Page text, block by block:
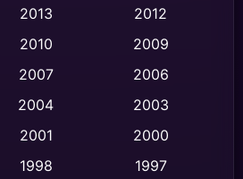
(532)
2013
2012
2010
2009
2007
2006
2004
2003
2001
2000
1998
1997